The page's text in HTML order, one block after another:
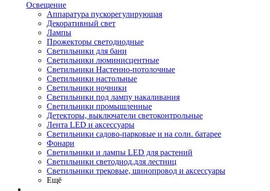
Освещение
Аппаратура пускорегулирующая
Декоративный свет
Лампы
Прожекторы светодиодные
Светильники для бани
Светильники люминисцентные
Светильники Настенно-потолочные
Светильники настольные
Светильники ночники
Светильники под лампу накаливания
Светильники промышленные
Детекторы, выключатели светоконтрольные
Лента LED и аксессуары
Светильники садово-парковые и на солн. батарее
Фонари
Светильники и лампы LED для растений
Светильники светодиод.для лестниц
Светильники трековые, шинопровод и аксессуары
Ещё